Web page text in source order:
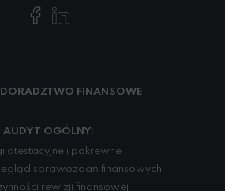
FINANSOWE
AUDYT OGÓLNY:
atestacyjne i pokrewne
sprawozdań finansowych
rewizji finansowej